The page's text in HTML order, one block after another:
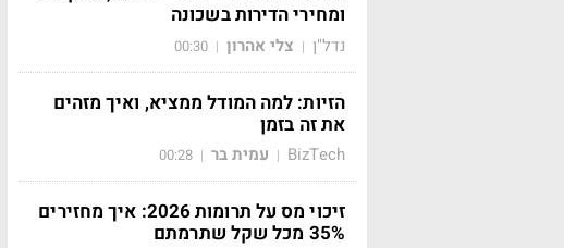
ומחירי הדירות בשכונה
נדל"ן | צלי אהרון |
00:30
הזיות: למה המודל ממציא, ואיך מזהים
את זה בזמן
BizTech
| עמית בר |
00:28
זיכוי מס על תרומות 2026: איך מחזירים
35% מכל שקל שתרמתם